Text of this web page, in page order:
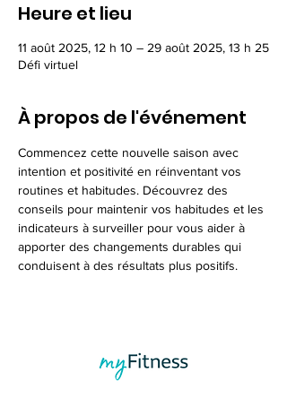
Heure et lieu
11 août 2025, 12 h 10 – 29 août 2025, 13 h 25
Défi virtuel
À propos de l'événement
Commencez cette nouvelle saison avec
intention et positivité en réinventant vos
routines et habitudes. Découvrez des
conseils pour maintenir vos habitudes et les
indicateurs à surveiller pour vous aider à
apporter des changements durables qui
conduisent à des résultats plus positifs.